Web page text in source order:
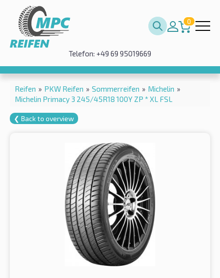
0
Telefon: +49 69 95019669
Reifen » PKW Reifen » Sommerreifen » Michelin »
Michelin Primacy 3 245/45R18 100Y ZP * XL FSL
❮ Back to overview